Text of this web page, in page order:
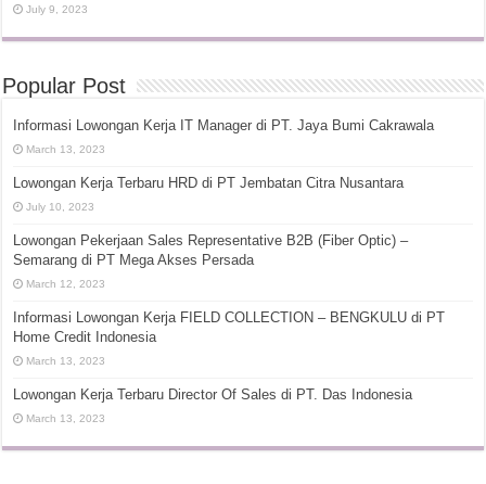
July 9, 2023
Popular Post
Informasi Lowongan Kerja IT Manager di PT. Jaya Bumi Cakrawala
March 13, 2023
Lowongan Kerja Terbaru HRD di PT Jembatan Citra Nusantara
July 10, 2023
Lowongan Pekerjaan Sales Representative B2B (Fiber Optic) –
Semarang di PT Mega Akses Persada
March 12, 2023
Informasi Lowongan Kerja FIELD COLLECTION – BENGKULU di PT
Home Credit Indonesia
March 13, 2023
Lowongan Kerja Terbaru Director Of Sales di PT. Das Indonesia
March 13, 2023